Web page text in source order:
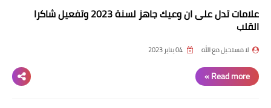
علامات تدل على ان وعيك جاهز لسنة 2023 وتفعيل شاكرا
القلب
لا مستحيل مع الله
Read more »